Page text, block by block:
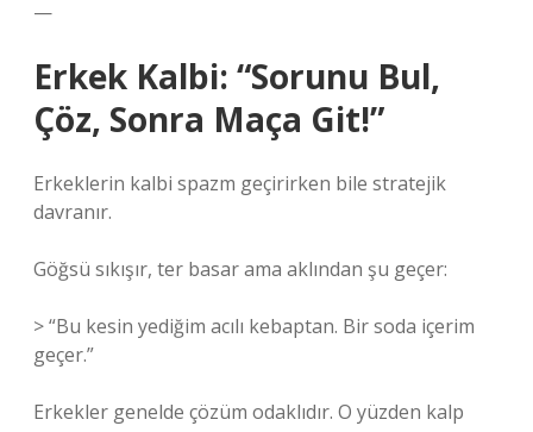
—
Erkek Kalbi: “Sorunu Bul,
Çöz, Sonra Maça Git!”
Erkeklerin kalbi spazm geçirirken bile stratejik
davranır.
Göğsü sıkışır, ter basar ama aklından şu geçer:
> “Bu kesin yediğim acılı kebaptan. Bir soda içerim
geçer.”
Erkekler genelde çözüm odaklıdır. O yüzden kalp